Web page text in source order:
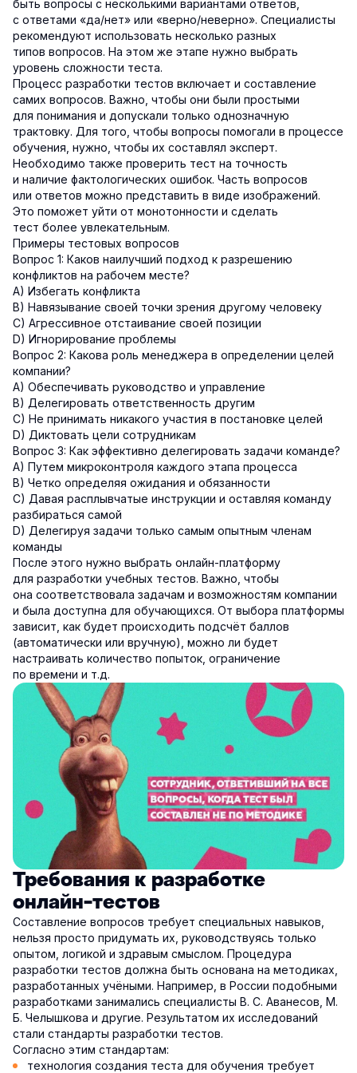
быть вопросы с несколькими вариантами ответов,
с ответами «да/нет» или «верно/неверно». Специалисты
рекомендуют использовать несколько разных
типов вопросов. На этом же этапе нужно выбрать
уровень сложности теста.
Процесс разработки тестов включает и составление
самих вопросов. Важно, чтобы они были простыми
для понимания и допускали только однозначную
трактовку. Для того, чтобы вопросы помогали в процессе
обучения, нужно, чтобы их составлял эксперт.
Необходимо также проверить тест на точность
и наличие фактологических ошибок. Часть вопросов
или ответов можно представить в виде изображений.
Это поможет уйти от монотонности и сделать
тест более увлекательным.
Примеры тестовых вопросов
Вопрос 1: Каков наилучший подход к разрешению
конфликтов на рабочем месте?
A) Избегать конфликта
B) Навязывание своей точки зрения другому человеку
C) Агрессивное отстаивание своей позиции
D) Игнорирование проблемы
Вопрос 2: Какова роль менеджера в определении целей
компании?
A) Обеспечивать руководство и управление
B) Делегировать ответственность другим
C) Не принимать никакого участия в постановке целей
D) Диктовать цели сотрудникам
Вопрос 3: Как эффективно делегировать задачи команде?
A) Путем микроконтроля каждого этапа процесса
B) Четко определяя ожидания и обязанности
C) Давая расплывчатые инструкции и оставляя команду
разбираться самой
D) Делегируя задачи только самым опытным членам
команды
После этого нужно выбрать онлайн-платформу
для разработки учебных тестов. Важно, чтобы
она соответствовала задачам и возможностям компании
и была доступна для обучающихся. От выбора платформы
зависит, как будет происходить подсчёт баллов
(автоматически или вручную), можно ли будет
настраивать количество попыток, ограничение
по времени и т.д.
Требования к разработке
онлайн-тестов
Составление вопросов требует специальных навыков,
нельзя просто придумать их, руководствуясь только
опытом, логикой и здравым смыслом. Процедура
разработки тестов должна быть основана на методиках,
разработанных учёными. Например, в России подобными
разработками занимались специалисты В. С. Аванесов, М.
Б. Челышкова и другие. Результатом их исследований
стали стандарты разработки тестов.
Согласно этим стандартам:
технология создания теста для обучения требует